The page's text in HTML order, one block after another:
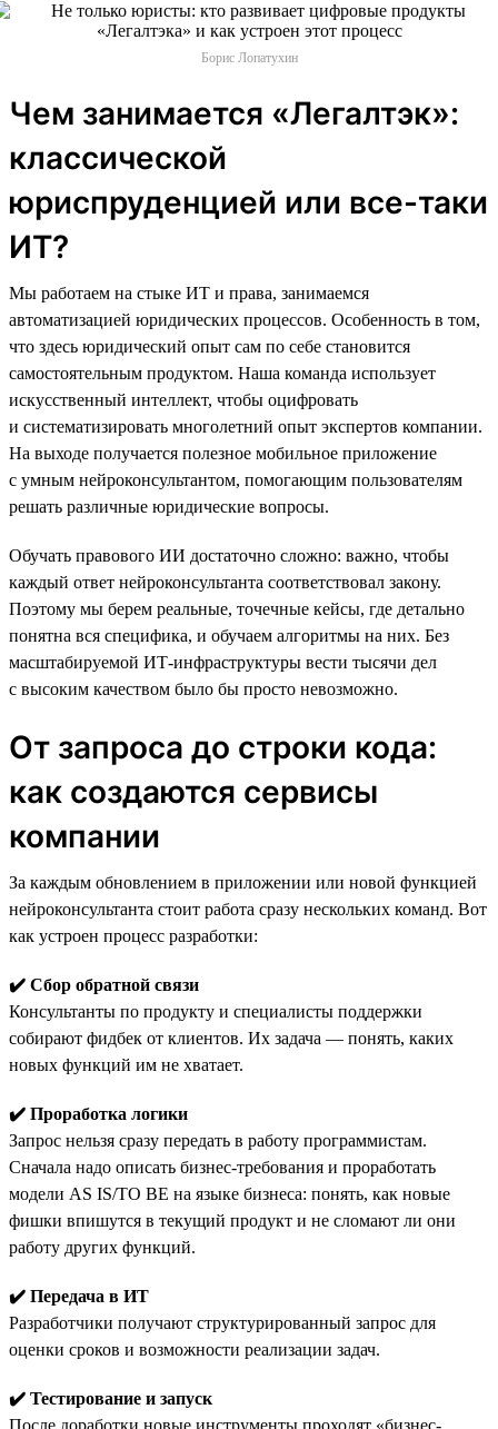
Борис Лопатухин
Чем занимается «Легалтэк»:
классической
юриспруденцией или все-таки
ИТ?
Мы работаем на стыке ИТ и права, занимаемся
автоматизацией юридических процессов. Особенность в том,
что здесь юридический опыт сам по себе становится
самостоятельным продуктом. Наша команда использует
искусственный интеллект, чтобы оцифровать
и систематизировать многолетний опыт экспертов компании.
На выходе получается полезное мобильное приложение
с умным нейроконсультантом, помогающим пользователям
решать различные юридические вопросы.
Обучать правового ИИ достаточно сложно: важно, чтобы
каждый ответ нейроконсультанта соответствовал закону.
Поэтому мы берем реальные, точечные кейсы, где детально
понятна вся специфика, и обучаем алгоритмы на них. Без
масштабируемой ИТ-инфраструктуры вести тысячи дел
с высоким качеством было бы просто невозможно.
От запроса до строки кода:
как создаются сервисы
компании
За каждым обновлением в приложении или новой функцией
нейроконсультанта стоит работа сразу нескольких команд. Вот
как устроен процесс разработки:
✔️ Сбор обратной связи
Консультанты по продукту и специалисты поддержки
собирают фидбек от клиентов. Их задача — понять, каких
новых функций им не хватает.
✔️ Проработка логики
Запрос нельзя сразу передать в работу программистам.
Сначала надо описать бизнес-требования и проработать
модели AS IS/TO BE на языке бизнеса: понять, как новые
фишки впишутся в текущий продукт и не сломают ли они
работу других функций.
✔️ Передача в ИТ
Разработчики получают структурированный запрос для
оценки сроков и возможности реализации задач.
✔️ Тестирование и запуск
После доработки новые инструменты проходят «бизнес-